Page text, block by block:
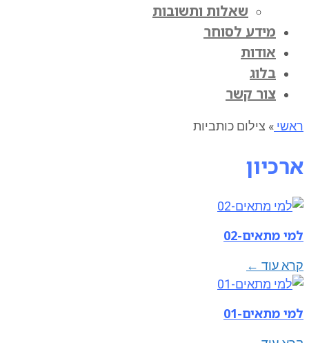
שאלות ותשובות
מידע לסוחר
אודות
בלוג
צור קשר
ראשי » צילום כותביות
ארכיון
למי מתאים-02
קרא עוד ←
למי מתאים-01